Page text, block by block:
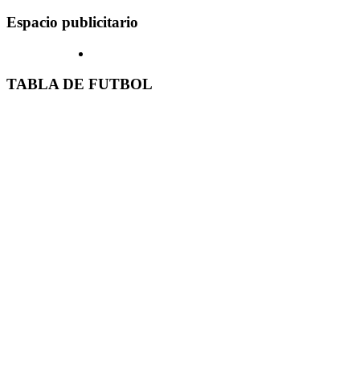
Espacio publicitario
TABLA DE FUTBOL